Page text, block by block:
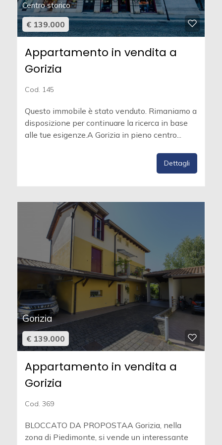
Centro storico
€ 139.000
Appartamento in vendita a
Gorizia
Cod. 145
Questo immobile è stato venduto. Rimaniamo a
disposizione per continuare la ricerca in base
alle tue esigenze.A Gorizia in pieno centro...
Dettagli
Gorizia
€ 139.000
Appartamento in vendita a
Gorizia
Cod. 369
BLOCCATO DA PROPOSTAA Gorizia, nella
zona di Piedimonte, si vende un interessante